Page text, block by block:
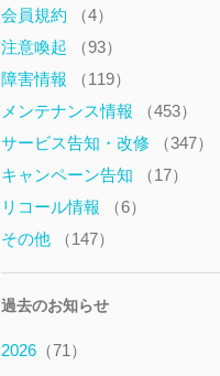
会員規約
（4）
注意喚起
（93）
障害情報
（119）
メンテナンス情報
（453）
サービス告知・改修
（347）
キャンペーン告知
（17）
リコール情報
（6）
その他
（147）
過去のお知らせ
2026（71）